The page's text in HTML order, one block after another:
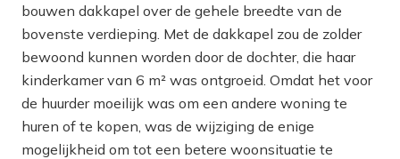
bouwen dakkapel over de gehele breedte van de
bovenste verdieping. Met de dakkapel zou de zolder
bewoond kunnen worden door de dochter, die haar
kinderkamer van 6 m² was ontgroeid. Omdat het voor
de huurder moeilijk was om een andere woning te
huren of te kopen, was de wijziging de enige
mogelijkheid om tot een betere woonsituatie te